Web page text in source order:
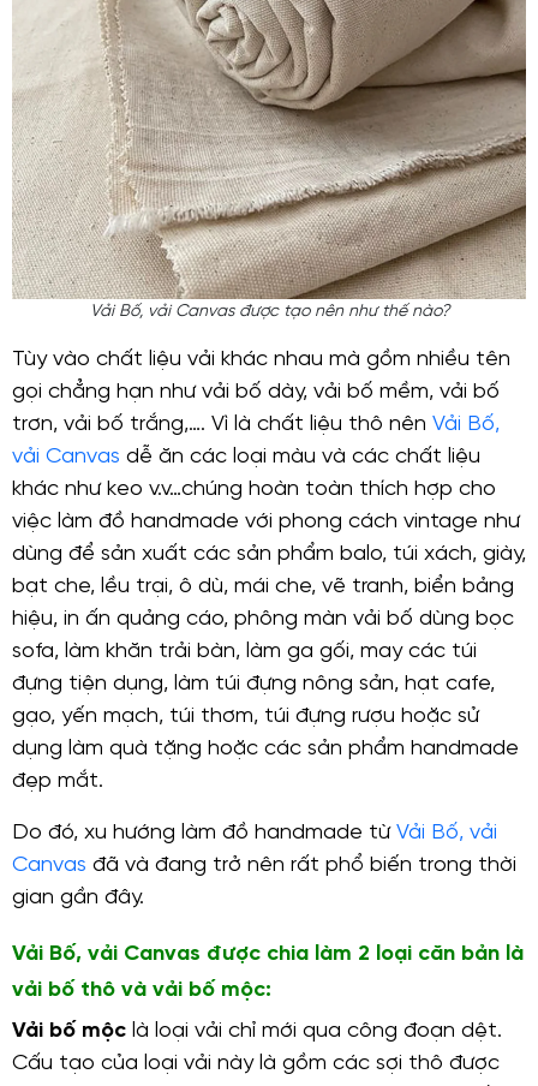
Vải Bố, vải Canvas được tạo nên như thế nào?
Tùy vào chất liệu vải khác nhau mà gồm nhiều tên
gọi chẳng hạn như vải bố dày, vải bố mềm, vải bố
trơn, vải bố trắng,…. Vì là chất liệu thô nên Vải Bố,
vải Canvas dễ ăn các loại màu và các chất liệu
khác như keo v.v…chúng hoàn toàn thích hợp cho
việc làm đồ handmade với phong cách vintage như
dùng để sản xuất các sản phẩm balo, túi xách, giày,
bạt che, lều trại, ô dù, mái che, vẽ tranh, biển bảng
hiệu, in ấn quảng cáo, phông màn vải bố dùng bọc
sofa, làm khăn trải bàn, làm ga gối, may các túi
đựng tiện dụng, làm túi đựng nông sản, hạt cafe,
gạo, yến mạch, túi thơm, túi đựng rượu hoặc sử
dụng làm quà tặng hoặc các sản phẩm handmade
đẹp mắt.
Do đó, xu hướng làm đồ handmade từ Vải Bố, vải
Canvas đã và đang trở nên rất phổ biến trong thời
gian gần đây.
Vải Bố, vải Canvas được chia làm 2 loại căn bản là
vải bố thô và vải bố mộc:
Vải bố mộc là loại vải chỉ mới qua công đoạn dệt.
Cấu tạo của loại vải này là gồm các sợi thô được